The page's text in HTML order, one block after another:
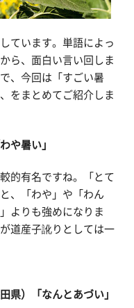
ています。単語によっ
ら、面白い言い回しま
、今回は「すごい暑
をまとめてご紹介しま
や暑い」
的有名ですね。「とて
、「わや」や「わん
よりも強めになりま
道産子訛りとしては一
県）「なんとあづい」